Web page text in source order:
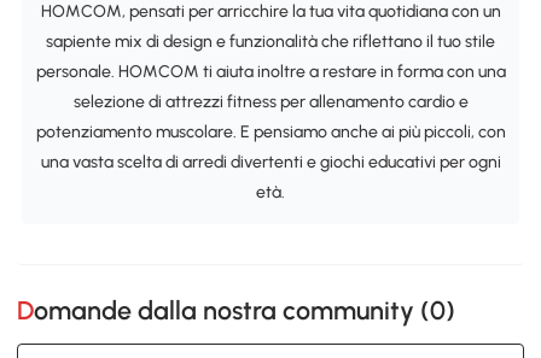
HOMCOM, pensati per arricchire la tua vita quotidiana con un
sapiente mix di design e funzionalità che riflettano il tuo stile
personale. HOMCOM ti aiuta inoltre a restare in forma con una
selezione di attrezzi fitness per allenamento cardio e
potenziamento muscolare. E pensiamo anche ai più piccoli, con
una vasta scelta di arredi divertenti e giochi educativi per ogni
età.
Domande dalla nostra community (0)